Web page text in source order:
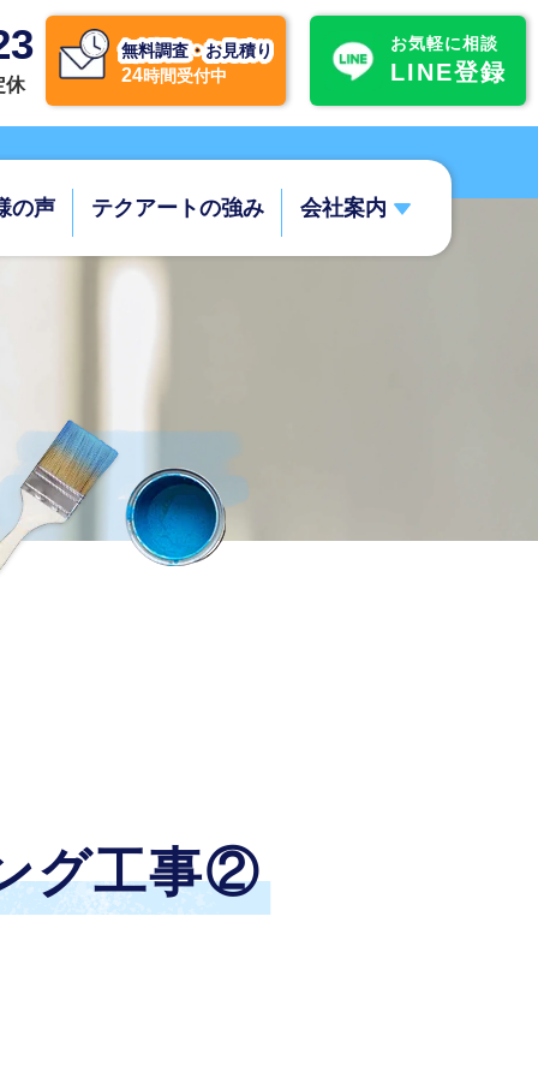
の声 テクアートの強み 会社案内
休
無料調査・お見積り
24時間受付中
お気軽に相談
LINE登録
グ工事②